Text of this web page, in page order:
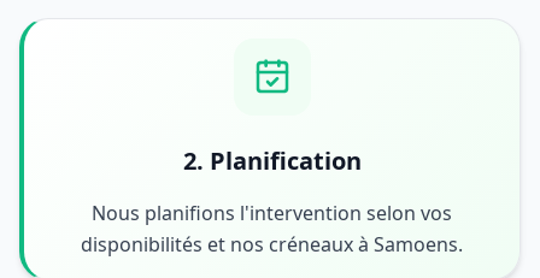
2. Planification
Nous planifions l'intervention selon vos
disponibilités et nos créneaux à Samoens.